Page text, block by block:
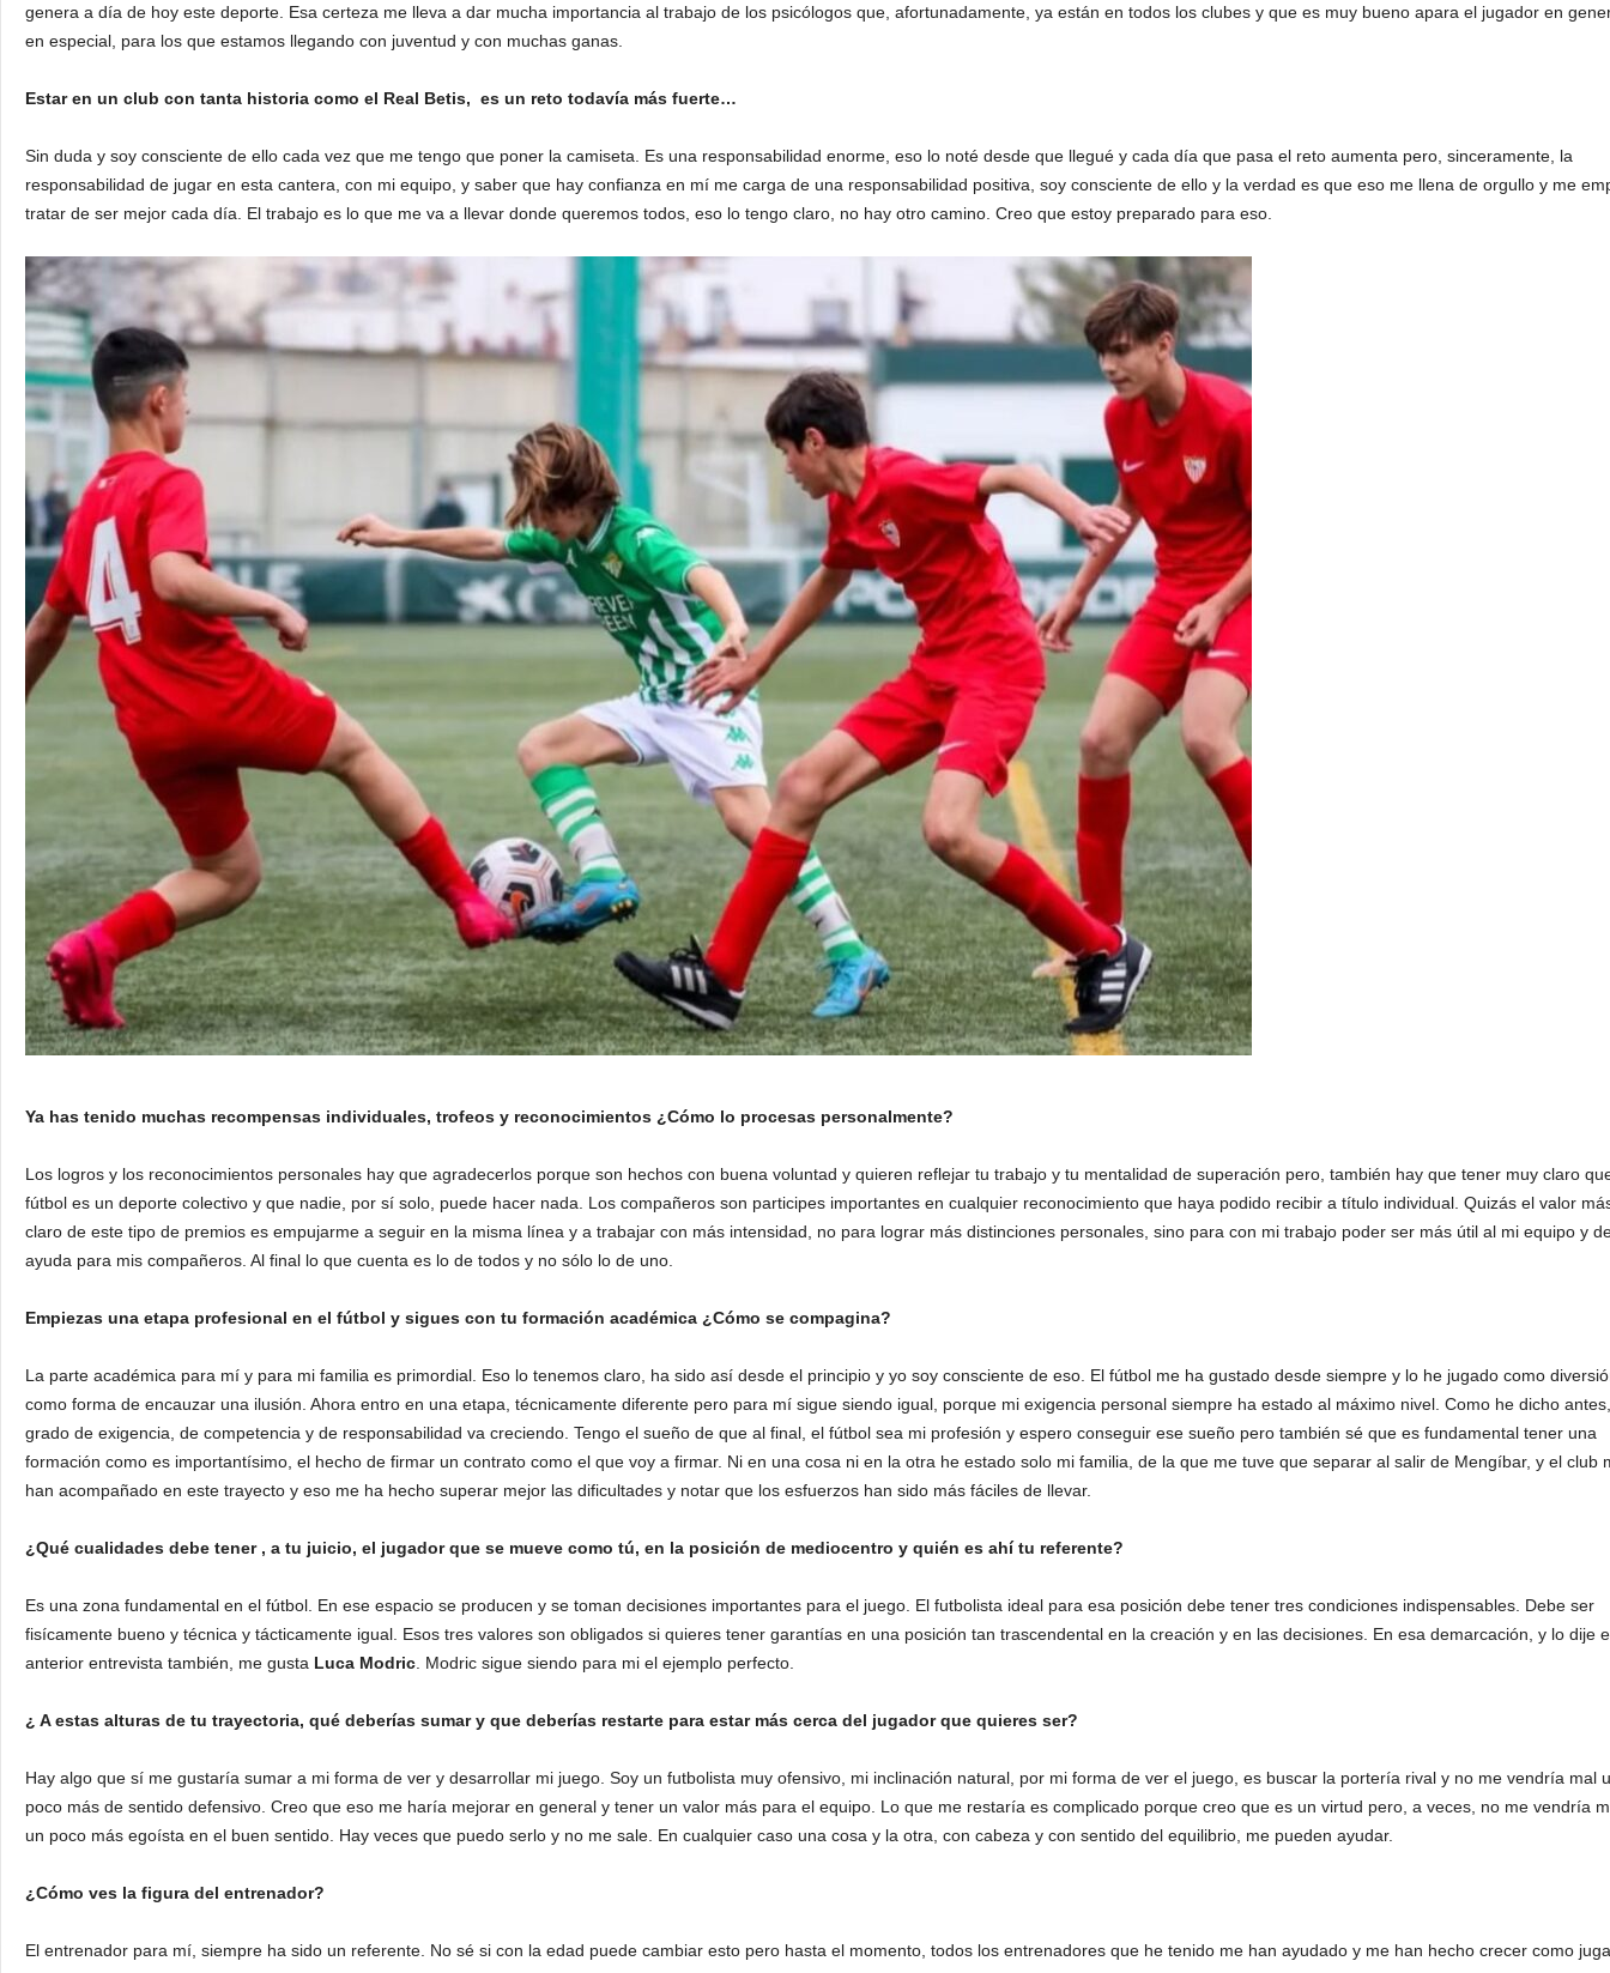
genera a día de hoy este deporte. Esa certeza me lleva a dar mucha importancia al trabajo de los psicólogos que, afortunadamente, ya están en todos los clubes y que es muy bueno apara el jugador en
en especial, para los que estamos llegando con juventud y con muchas ganas.
Estar en un club con tanta historia como el Real Betis, es un reto todavía más fuerte…
Sin duda y soy consciente de ello cada vez que me tengo que poner la camiseta. Es una responsabilidad enorme, eso lo noté desde que llegué y cada día que pasa el reto aumenta pero, sinceramente, la
responsabilidad de jugar en esta cantera, con mi equipo, y saber que hay confianza en mí me carga de una responsabilidad positiva, soy consciente de ello y la verdad es que eso me llena de orgullo y me
tratar de ser mejor cada día. El trabajo es lo que me va a llevar donde queremos todos, eso lo tengo claro, no hay otro camino. Creo que estoy preparado para eso.
Ya has tenido muchas recompensas individuales, trofeos y reconocimientos ¿Cómo lo procesas personalmente?
Los logros y los reconocimientos personales hay que agradecerlos porque son hechos con buena voluntad y quieren reflejar tu trabajo y tu mentalidad de superación pero, también hay que tener muy claro
fútbol es un deporte colectivo y que nadie, por sí solo, puede hacer nada. Los compañeros son participes importantes en cualquier reconocimiento que haya podido recibir a título individual. Quizás el valor
claro de este tipo de premios es empujarme a seguir en la misma línea y a trabajar con más intensidad, no para lograr más distinciones personales, sino para con mi trabajo poder ser más útil al mi equipo y
ayuda para mis compañeros. Al final lo que cuenta es lo de todos y no sólo lo de uno.
Empiezas una etapa profesional en el fútbol y sigues con tu formación académica ¿Cómo se compagina?
La parte académica para mí y para mi familia es primordial. Eso lo tenemos claro, ha sido así desde el principio y yo soy consciente de eso. El fútbol me ha gustado desde siempre y lo he jugado como
como forma de encauzar una ilusión. Ahora entro en una etapa, técnicamente diferente pero para mí sigue siendo igual, porque mi exigencia personal siempre ha estado al máximo nivel. Como he dicho
grado de exigencia, de competencia y de responsabilidad va creciendo. Tengo el sueño de que al final, el fútbol sea mi profesión y espero conseguir ese sueño pero también sé que es fundamental tener una
formación como es importantísimo, el hecho de firmar un contrato como el que voy a firmar. Ni en una cosa ni en la otra he estado solo mi familia, de la que me tuve que separar al salir de Mengíbar, y el club
han acompañado en este trayecto y eso me ha hecho superar mejor las dificultades y notar que los esfuerzos han sido más fáciles de llevar.
¿Qué cualidades debe tener , a tu juicio, el jugador que se mueve como tú, en la posición de mediocentro y quién es ahí tu referente?
Es una zona fundamental en el fútbol. En ese espacio se producen y se toman decisiones importantes para el juego. El futbolista ideal para esa posición debe tener tres condiciones indispensables. Debe ser
fisícamente bueno y técnica y tácticamente igual. Esos tres valores son obligados si quieres tener garantías en una posición tan trascendental en la creación y en las decisiones. En esa demarcación, y lo dije
anterior entrevista también, me gusta Luca Modric . Modric sigue siendo para mi el ejemplo perfecto.
¿ A estas alturas de tu trayectoria, qué deberías sumar y que deberías restarte para estar más cerca del jugador que quieres ser?
Hay algo que sí me gustaría sumar a mi forma de ver y desarrollar mi juego. Soy un futbolista muy ofensivo, mi inclinación natural, por mi forma de ver el juego, es buscar la portería rival y no me vendría mal
poco más de sentido defensivo. Creo que eso me haría mejorar en general y tener un valor más para el equipo. Lo que me restaría es complicado porque creo que es un virtud pero, a veces, no me vendría
un poco más egoísta en el buen sentido. Hay veces que puedo serlo y no me sale. En cualquier caso una cosa y la otra, con cabeza y con sentido del equilibrio, me pueden ayudar.
¿Cómo ves la figura del entrenador?
El entrenador para mí, siempre ha sido un referente. No sé si con la edad puede cambiar esto pero hasta el momento, todos los entrenadores que he tenido me han ayudado y me han hecho crecer como